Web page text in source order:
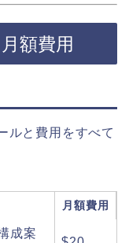
額費用
ルと費用をすべて
月額費用
成案